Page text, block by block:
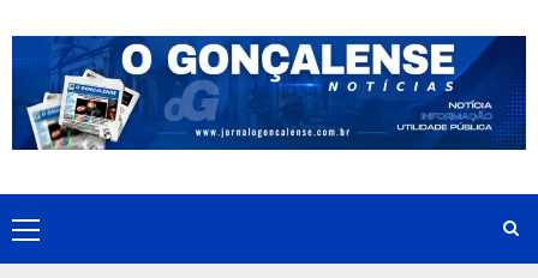
to
content
Primary
Menu